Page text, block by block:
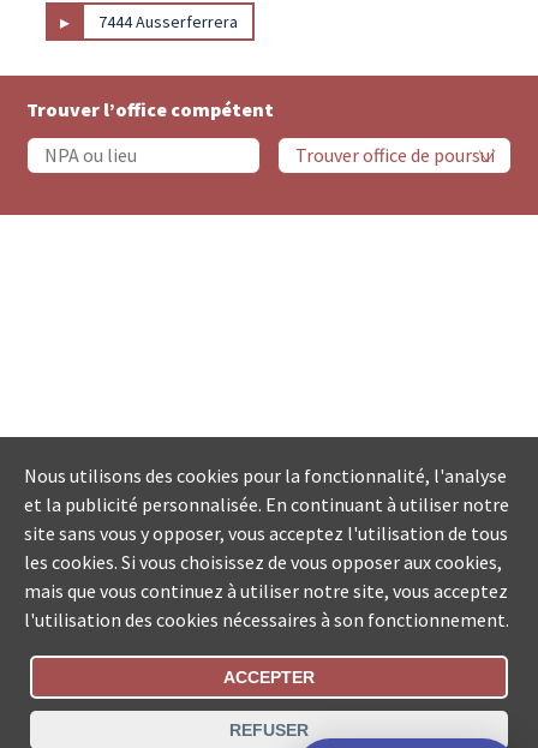
▸ 7444 Ausserferrera
Trouver l’office compétent
Statut De La Commande
Nous utilisons des cookies pour la fonctionnalité, l'analyse
et la publicité personnalisée. En continuant à utiliser notre
site sans vous y opposer, vous acceptez l'utilisation de tous
les cookies. Si vous choisissez de vous opposer aux cookies,
mais que vous continuez à utiliser notre site, vous acceptez
l'utilisation des cookies nécessaires à son fonctionnement.
ACCEPTER
REFUSER